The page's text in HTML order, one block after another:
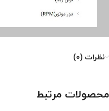
نظرات (0)
محصولات مرتبط